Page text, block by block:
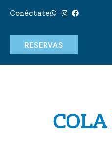
Conéctate
RESERVAS